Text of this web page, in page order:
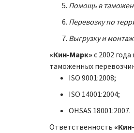
Помощь в
Перевозку по
Выгрузку и
«Кин-Марк» с 2002
таможенных
ISO 9001:2008;
ISO 14001:2004;
OHSAS 18001:2007.
Ответственность